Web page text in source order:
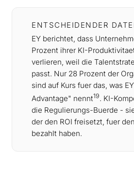
ENTSCHEIDENDER
EY berichtet, dass
Prozent ihrer KI-
verlieren, weil die
passt. Nur 28 Prozent der
sind auf Kurs fuer das, was
Advantage" nennt19. KI-
die Regulierungs-Buerde -
der den ROI freisetzt, fuer
bezahlt haben.